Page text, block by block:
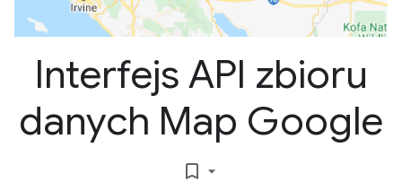
Interfejs API zbioru
danych Map Google
bookmark_border